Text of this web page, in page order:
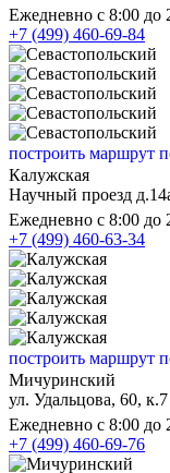
Ежедневно с 8:00 до
+7 (499) 460-69-84
построить маршрут
Калужская
Научный проезд
Ежедневно с 8:00 до
+7 (499) 460-63-34
построить маршрут
Мичуринский
ул. Удальцова, 60, к.7
Ежедневно с 8:00 до
+7 (499) 460-69-76